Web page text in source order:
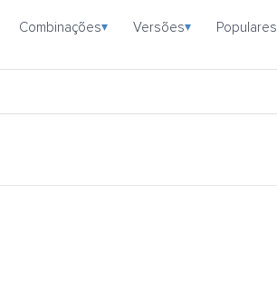
Combinações▾ Versões▾ Populares